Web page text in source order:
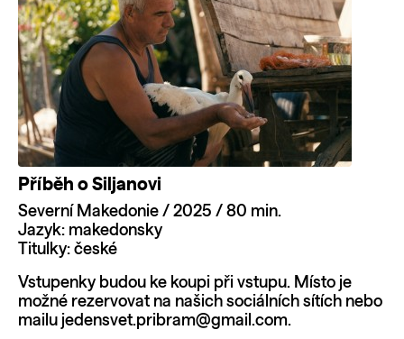
Příběh o Siljanovi
Severní Makedonie / 2025 / 80 min.
Jazyk: makedonsky
Titulky: české
Vstupenky budou ke koupi při vstupu. Místo je
možné rezervovat na našich sociálních sítích nebo
mailu jedensvet.pribram@gmail.com.